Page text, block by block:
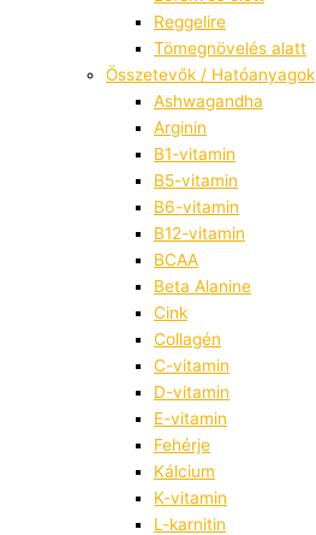
Reggelire
Tömegnövelés alatt
Összetevők / Hatóanyagok
Ashwagandha
Arginin
B1-vitamin
B5-vitamin
B6-vitamin
B12-vitamin
BCAA
Beta Alanine
Cink
Collagén
C-vitamin
D-vitamin
E-vitamin
Fehérje
Kálcium
K-vitamin
L-karnitin